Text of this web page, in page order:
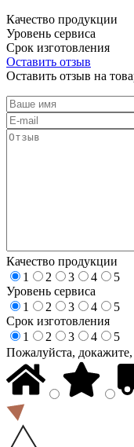
Качество продукции
Уровень сервиса
Срок изготовления
Оставить отзыв
Оставить отзыв на
Качество продукции
1
2 3 4
5
Уровень сервиса
1
2 3 4
5
Срок изготовления
1
2 3 4
5
Пожалуйста,